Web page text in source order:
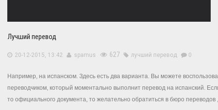
Лучший перевод
20-12-2015, 13:42 spamus 627 лучший перевод 0
Например, на испанском. Здесь есть два варианта. Вы можете
переводчиком, который моментально выполнит перевод на испанский.
то официального документа, то желательно обратиться в бюро переводов